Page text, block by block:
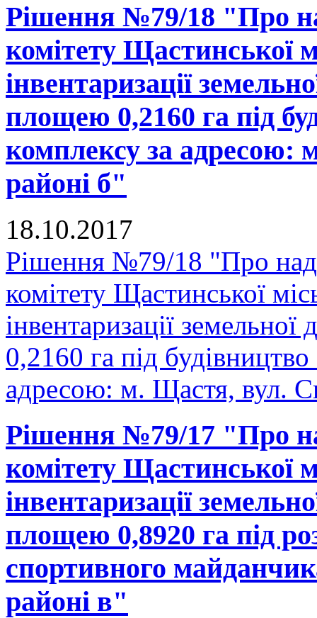
Рішення №79/18 "Про
комітету Щастинської
інвентаризації
площею 0,2160 га під
комплексу за
районі б"
18.10.2017
Рішення №79/18 "Про
комітету Щастинської
інвентаризації
0,2160 га під
адресою: м. Щастя, вул.
Рішення №79/17 "Про
комітету Щастинської
інвентаризації
площею 0,8920 га під
спортивного
районі в"